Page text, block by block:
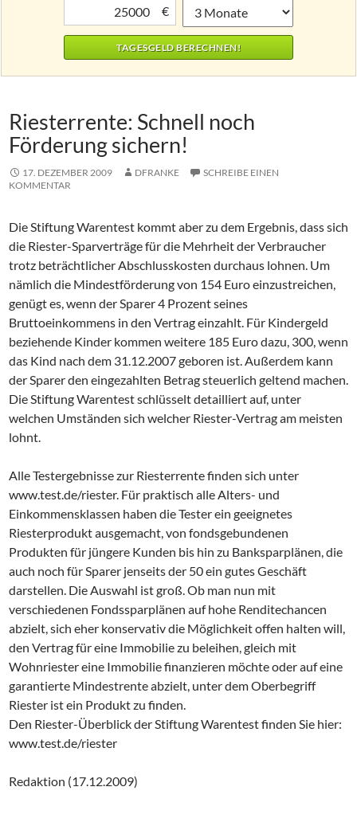
€
Riesterrente: Schnell noch
Förderung sichern!
17. DEZEMBER 2009 DFRANKE
SCHREIBE EINEN
KOMMENTAR
Die Stiftung Warentest kommt aber zu dem Ergebnis, dass sich
die Riester-Sparverträge für die Mehrheit der Verbraucher
trotz beträchtlicher Abschlusskosten durchaus lohnen. Um
nämlich die Mindestförderung von 154 Euro einzustreichen,
genügt es, wenn der Sparer 4 Prozent seines
Bruttoeinkommens in den Vertrag einzahlt. Für Kindergeld
beziehende Kinder kommen weitere 185 Euro dazu, 300, wenn
das Kind nach dem 31.12.2007 geboren ist. Außerdem kann
der Sparer den eingezahlten Betrag steuerlich geltend machen.
Die Stiftung Warentest schlüsselt detailliert auf, unter
welchen Umständen sich welcher Riester-Vertrag am meisten
lohnt.
Alle Testergebnisse zur Riesterrente finden sich unter
www.test.de/riester. Für praktisch alle Alters- und
Einkommensklassen haben die Tester ein geeignetes
Riesterprodukt ausgemacht, von fondsgebundenen
Produkten für jüngere Kunden bis hin zu Banksparplänen, die
auch noch für Sparer jenseits der 50 ein gutes Geschäft
darstellen. Die Auswahl ist groß. Ob man nun mit
verschiedenen Fondssparplänen auf hohe Renditechancen
abzielt, sich eher konservativ die Möglichkeit offen halten will,
den Vertrag für eine Immobilie zu beleihen, gleich mit
Wohnriester eine Immobilie finanzieren möchte oder auf eine
garantierte Mindestrente abzielt, unter dem Oberbegriff
Riester ist ein Produkt zu finden.
Den Riester-Überblick der Stiftung Warentest finden Sie hier:
www.test.de/riester
Redaktion (17.12.2009)